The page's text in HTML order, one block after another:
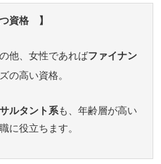
資格 】
他、女性であればファイナン
の高い資格。
ルタント系も、年齢層が高い
に役立ちます。